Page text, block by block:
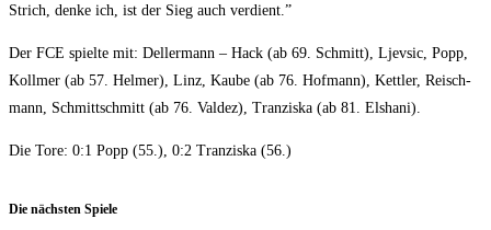
Strich, den­ke ich, ist der Sieg auch verdient.”
Der FCE spiel­te mit: Dell­er­mann – Hack (ab 69. Schmitt), Ljev­sic, Popp,
Koll­mer (ab 57. Hel­mer), Linz, Kau­be (ab 76. Hof­mann), Kett­ler, Reisch­
mann, Schmitt­sch­mitt (ab 76. Val­dez), Tran­zis­ka (ab 81. Elshani).
Die Tore: 0:1 Popp (55.), 0:2 Tran­zis­ka (56.)
Die nächs­ten Spiele